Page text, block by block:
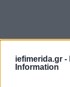
iefimerida.gr -
Information